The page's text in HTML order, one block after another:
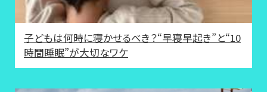
子どもは何時に寝かせるべき？“早寝早起き”と“10
時間睡眠”が大切なワケ